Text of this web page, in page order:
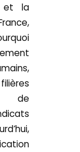
et la
de